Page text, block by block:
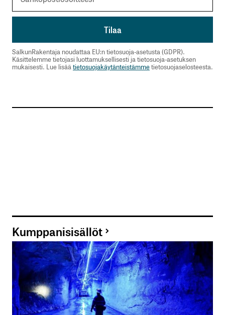
SalkunRakentaja noudattaa EU:n tietosuoja-asetusta (GDPR).
Käsittelemme tietojasi luottamuksellisesti ja tietosuoja-asetuksen
mukaisesti. Lue lisää tietosuojakäytänteistämmetietosuojaselosteesta.
Kumppanisisällöt